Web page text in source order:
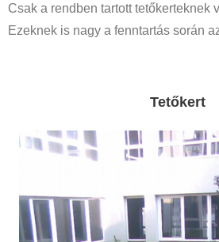
Csak a rendben tartott tetőkerteknek
Ezeknek is nagy a fenntartás során
Tetőkert